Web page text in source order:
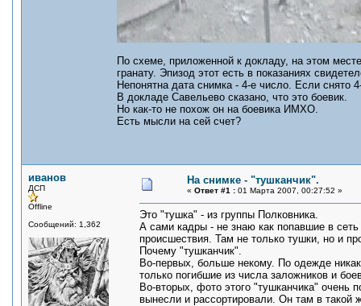
По схеме, приложенной к докладу, на этом
гранату. Эпизод этот есть в показаниях
Непонятна дата снимка - 4-е число. Если снято
В докладе Савельево сказано, что это боевик.
Но как-то не похож он на боевика ИМХО.
Есть мысли на сей счет?
иванов
ДСП
Offline
Сообщений: 1,362
На снимке - "тушканчик".
« Ответ #1 : 01 Марта 2007, 00:27:52 »
Это "тушка" - из группы Полковника.
А сами кадры - не знаю как попавшие в
происшествия. Там не только тушки, но и
Почему "тушканчик".
Во-первых, больше некому. По одежде
только погибшие из числа заложников и
Во-вторых, фото этого "тушканчика" очень
вынесли и рассортировали. Он там в такой